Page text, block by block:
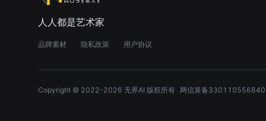
人人都是艺术家
品牌素材 隐私政策 用户协议
Copyright © 2022-2026 无界AI 版权所有 网信算备